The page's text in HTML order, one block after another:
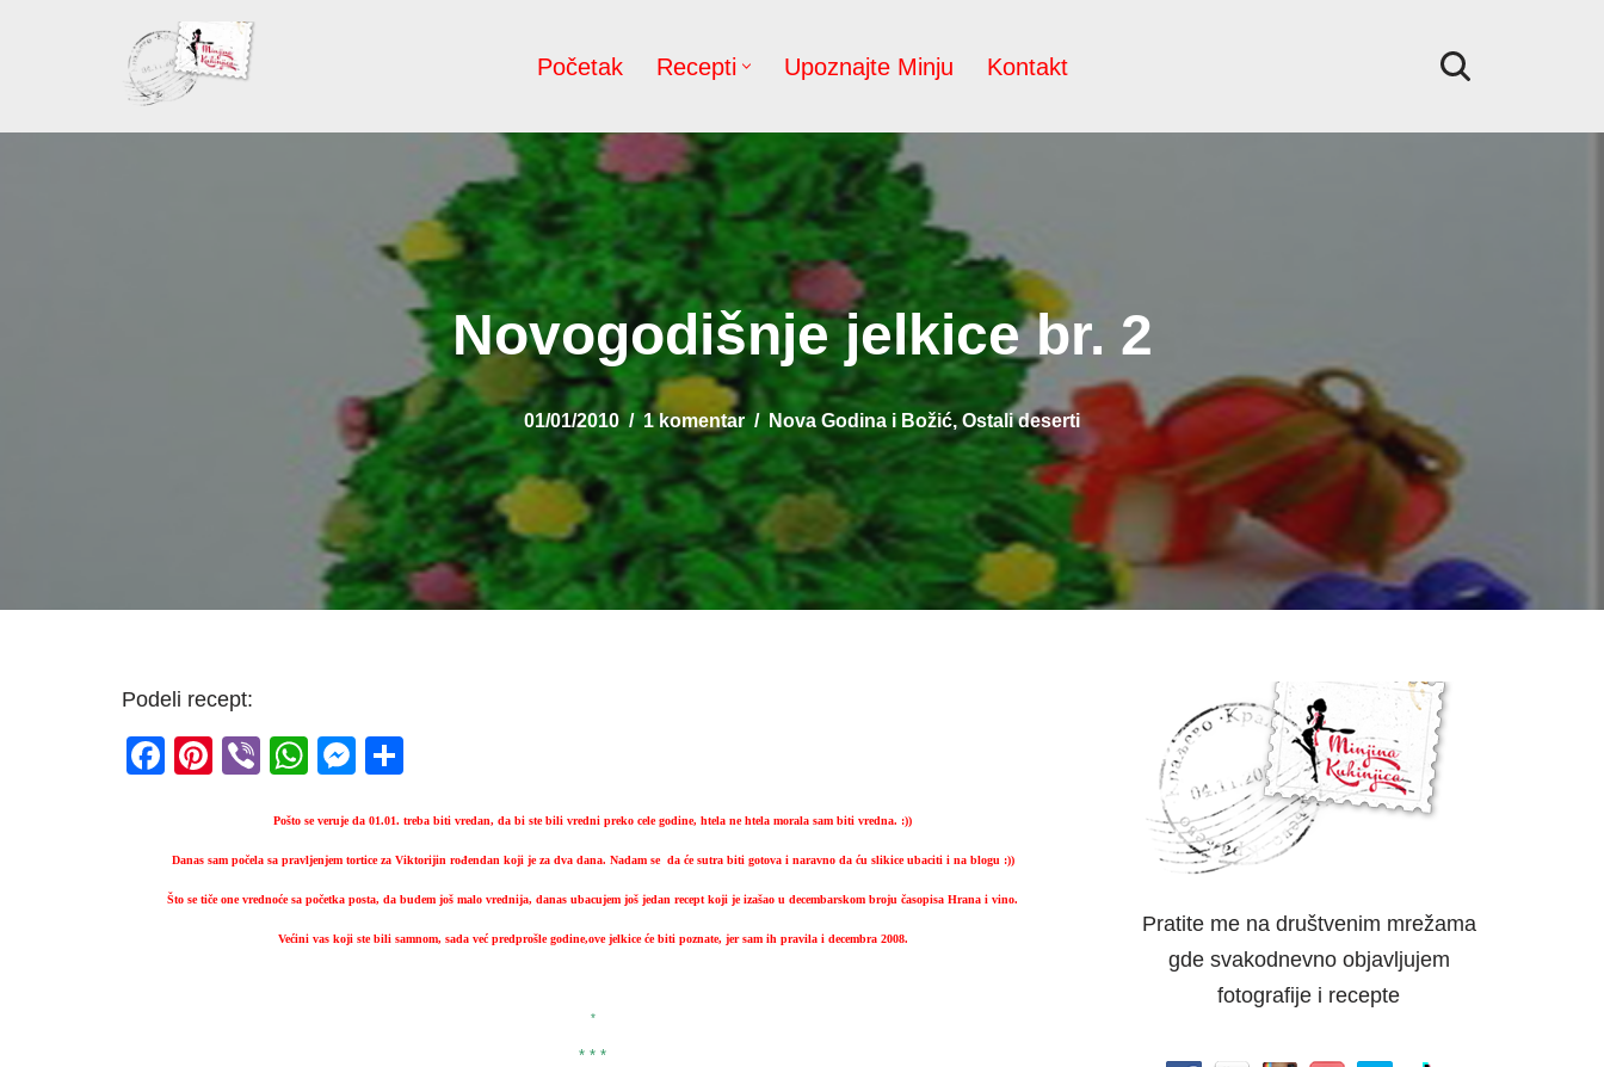
sadržaj
Početak Recepti Upoznajte Minju Kontakt
Novogodišnje jelkice br. 2
01/01/2010 1 komentar Nova Godina i Božić, Ostali deserti
Podeli recept:
F
e
b
Pi
e
st
Vi
er
W
at
s
A
p
M
ss
e
n
g
ar
e
Pošto se veruje da 01.01. treba biti vredan, da bi ste bili vredni preko cele godine, htela ne htela morala sam biti vredna. :))
Danas sam počela sa pravljenjem tortice za Viktorijin rođendan koji je za dva dana. Nadam se da će sutra biti gotova i naravno da ću slikice ubaciti i na blogu :))
Što se tiče one vrednoće sa početka posta, da budem još malo vrednija, danas ubacujem još jedan recept koji je izašao u decembarskom broju časopisa Hrana i vino.
Većini vas koji ste bili samnom, sada već predprošle godine,ove jelkice će biti poznate, jer sam ih pravila i decembra 2008.
*
* * *
Pratite me na društvenim mrežama
gde svakodnevno objavljujem
fotografije i recepte